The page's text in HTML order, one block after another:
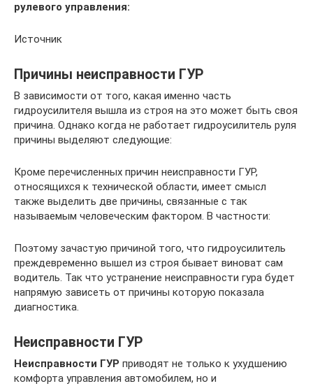
рулевого управления:
Источник
Причины неисправности ГУР
В зависимости от того, какая именно часть
гидроусилителя вышла из строя на это может быть своя
причина. Однако когда не работает гидроусилитель руля
причины выделяют следующие:
Кроме перечисленных причин неисправности ГУР,
относящихся к технической области, имеет смысл
также выделить две причины, связанные с так
называемым человеческим фактором. В частности:
Поэтому зачастую причиной того, что гидроусилитель
преждевременно вышел из строя бывает виноват сам
водитель. Так что устранение неисправности гура будет
напрямую зависеть от причины которую показала
диагностика.
Неисправности ГУР
Неисправности ГУР приводят не только к ухудшению
комфорта управления автомобилем, но и